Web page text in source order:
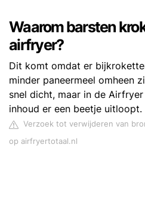
Waarom barsten
airfryer?
Dit komt omdat er
minder paneermeel omheen
snel dicht, maar in de
inhoud er een beetje uitloopt.
Verzoek tot verwijderen van
op airfryertotaal.nl